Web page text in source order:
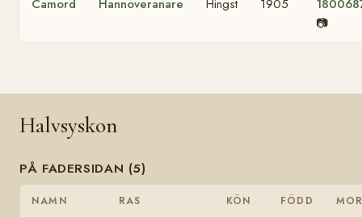
Camord Hannoveranare Hingst 1905
📷
Halvsyskon
PÅ FADERSIDAN (5)
NAMN RAS KÖN FÖDD